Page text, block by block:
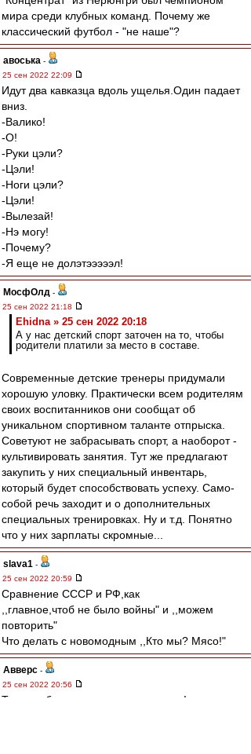
мира среди клубных команд. Почему же
классический футбол - "не наше"?
авоська -
25 сен 2022 22:09
Идут два кавказца вдоль ущелья.Один падает
вниз.
-Валико!
-О!
-Руки цэли?
-Цэли!
-Ноги цэли?
-Цэли!
-Вылезай!
-Нэ могу!
-Почему?
-Я еще не долэтэээээл!
МосфОлд -
25 сен 2022 21:18
Ehidna » 25 сен 2022 20:18
А у нас детский спорт заточен на то, чтобы
родители платили за место в составе.
Современные детские тренеры придумали
хорошую уловку. Практически всем родителям
своих воспитанников они сообщат об
уникальном спортивном таланте отпрыска.
Советуют не забрасывать спорт, а наоборот -
культивировать занятия. Тут же предлагают
закупить у них специальный инвентарь,
который будет способствовать успеху. Само-
собой речь заходит и о дополнительных
специальных тренировках. Ну и т.д. Понятно
что у них зарплаты скромные...
slava1 -
25 сен 2022 20:59
Cравнение СССР и РФ,как
,,главное,чтоб не было войны" и ,,можем
повторить"
Что делать с новомодным ,,Кто мы? Мясо!"
Авверс -
25 сен 2022 20:56
Тучки небесные, вечные странники!